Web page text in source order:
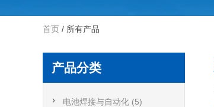
首页 / 所有产品
产品分类
电池焊接与自动化 (5)